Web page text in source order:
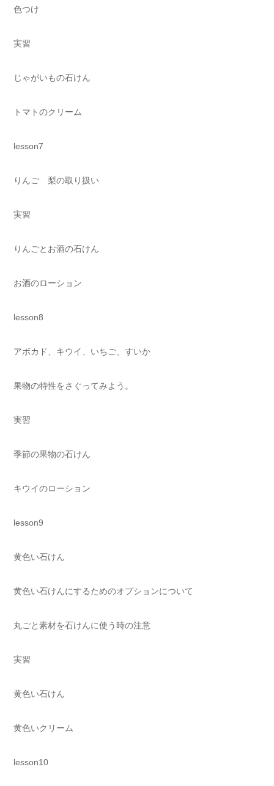
色つけ
実習
じゃがいもの石けん
トマトのクリーム
lesson7
りんご 梨の取り扱い
実習
りんごとお酒の石けん
お酒のローション
lesson8
アボカド、キウイ、いちご、すいか
果物の特性をさぐってみよう。
実習
季節の果物の石けん
キウイのローション
lesson9
黄色い石けん
黄色い石けんにするためのオプションについて
丸ごと素材を石けんに使う時の注意
実習
黄色い石けん
黄色いクリーム
lesson10